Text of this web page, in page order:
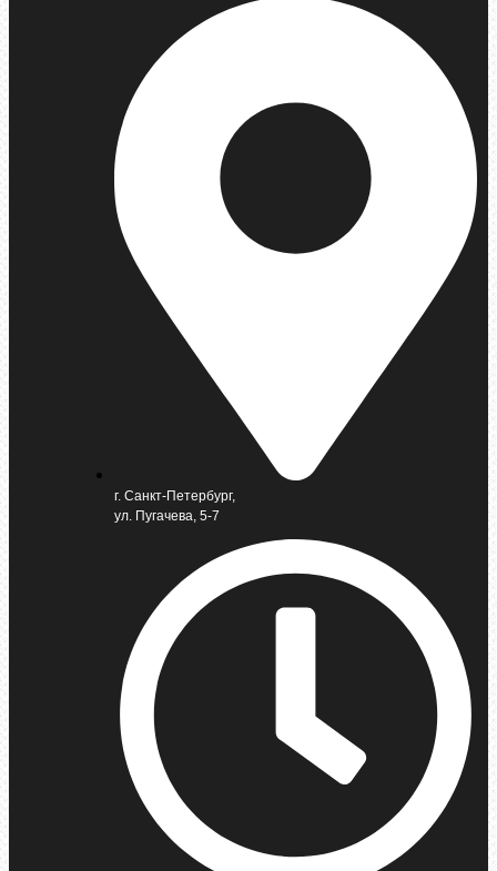
г. Санкт-Петербург,
ул. Пугачева, 5-7